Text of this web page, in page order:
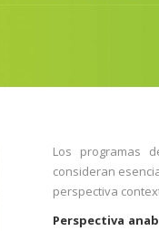
Los programas
consideran
perspectiva
Perspectiva